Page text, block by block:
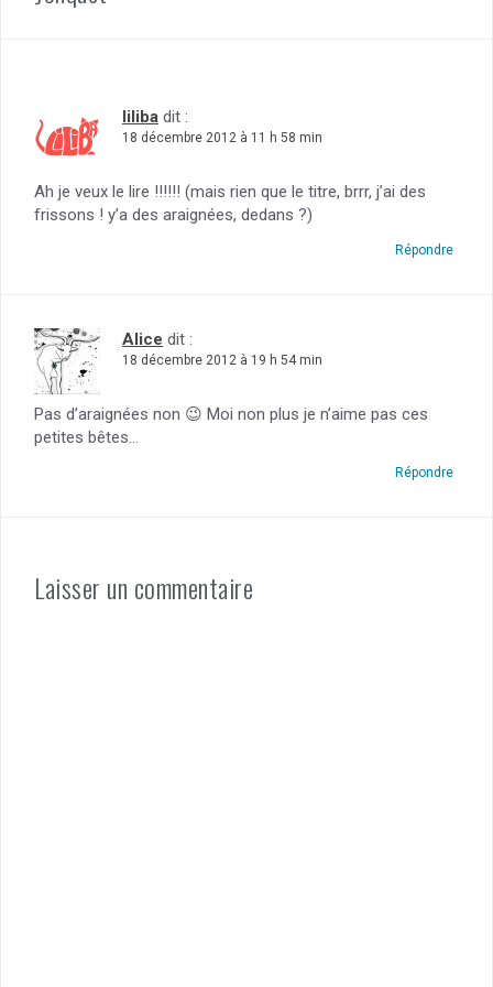
liliba dit :
18 décembre 2012 à 11 h 58 min
Ah je veux le lire !!!!!! (mais rien que le titre, brrr, j’ai des
frissons ! y’a des araignées, dedans ?)
Répondre
Alice dit :
18 décembre 2012 à 19 h 54 min
Pas d’araignées non 😉 Moi non plus je n’aime pas ces
petites bêtes…
Répondre
Laisser un commentaire